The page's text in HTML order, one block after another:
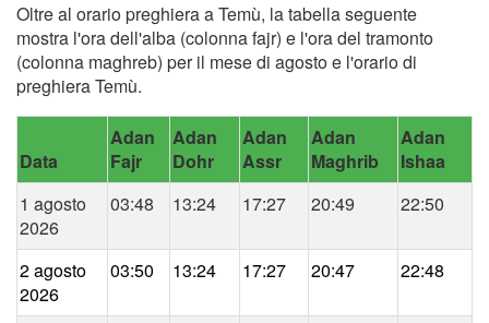
Oltre al orario preghiera a Temù, la tabella seguente
mostra l'ora dell'alba (colonna fajr) e l'ora del tramonto
(colonna maghreb) per il mese di agosto e l'orario di
preghiera Temù.
Data
Adan
Fajr
Adan
Dohr
Adan
Assr
Adan
Maghrib
Adan
Ishaa
1 agosto
2026
03:48 13:24 17:27 20:49 22:50
2 agosto
2026
03:50 13:24 17:27 20:47 22:48